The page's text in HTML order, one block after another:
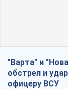
"Варта" и
обстрел и
офицеру ВСУ